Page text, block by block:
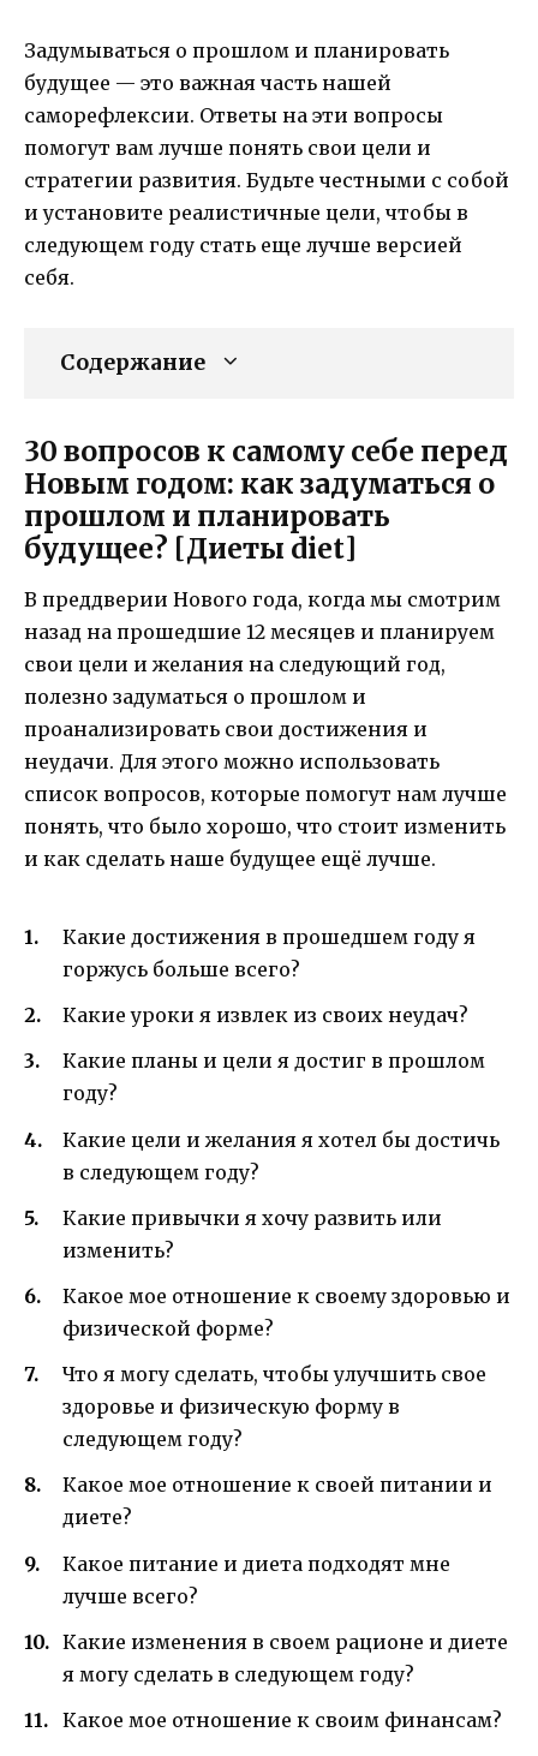
Задумываться о прошлом и планировать
будущее — это важная часть нашей
саморефлексии. Ответы на эти вопросы
помогут вам лучше понять свои цели и
стратегии развития. Будьте честными с собой
и установите реалистичные цели, чтобы в
следующем году стать еще лучше версией
себя.
Содержание
30 вопросов к самому себе перед
Новым годом: как задуматься о
прошлом и планировать
будущее? [Диеты diet]
В преддверии Нового года, когда мы смотрим
назад на прошедшие 12 месяцев и планируем
свои цели и желания на следующий год,
полезно задуматься о прошлом и
проанализировать свои достижения и
неудачи. Для этого можно использовать
список вопросов, которые помогут нам лучше
понять, что было хорошо, что стоит изменить
и как сделать наше будущее ещё лучше.
Какие достижения в прошедшем году я
горжусь больше всего?
Какие уроки я извлек из своих неудач?
Какие планы и цели я достиг в прошлом
году?
Какие цели и желания я хотел бы достичь
в следующем году?
Какие привычки я хочу развить или
изменить?
Какое мое отношение к своему здоровью и
физической форме?
Что я могу сделать, чтобы улучшить свое
здоровье и физическую форму в
следующем году?
Какое мое отношение к своей питании и
диете?
Какое питание и диета подходят мне
лучше всего?
Какие изменения в своем рационе и диете
я могу сделать в следующем году?
Какое мое отношение к своим финансам?